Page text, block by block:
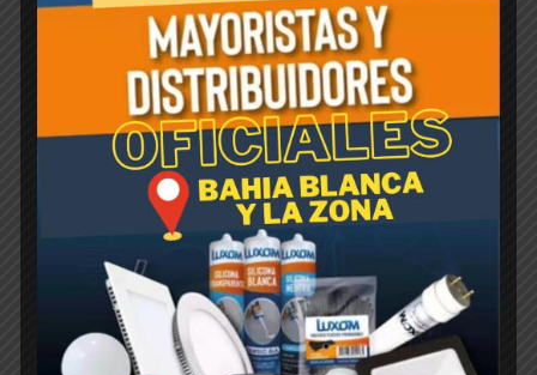
Productos relacionados